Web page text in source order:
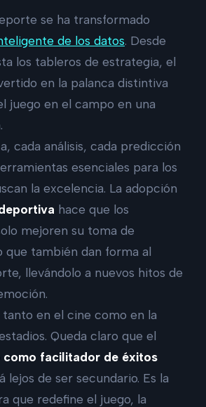
se ha transformado
de los datos. Desde
los tableros de estrategia, el
en la palanca distintiva
juego en el campo en una
cada análisis, cada predicción
esenciales para los
la excelencia. La adopción
hace que los
mejoren su toma de
que también dan forma al
llevándolo a nuevos hitos de
en el cine como en la
Queda claro que el
facilitador de éxitos
lejos de ser secundario. Es la
que redefine el juego, la